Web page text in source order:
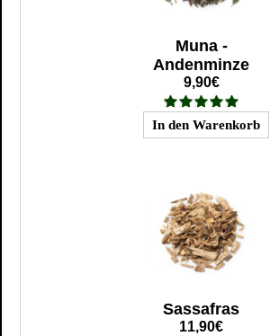
Muna -
Andenminze
9,90€
Sassafras
11,90€